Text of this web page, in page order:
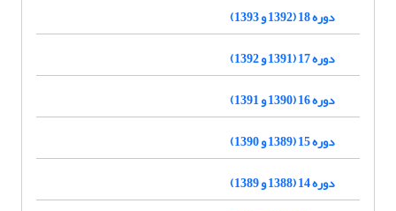
دوره 18 (1392 و 1393)
دوره 17 (1391 و 1392)
دوره 16 (1390 و 1391)
دوره 15 (1389 و 1390)
دوره 14 (1388 و 1389)